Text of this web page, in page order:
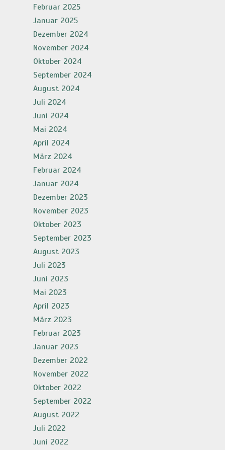
Februar 2025
Januar 2025
Dezember 2024
November 2024
Oktober 2024
September 2024
August 2024
Juli 2024
Juni 2024
Mai 2024
April 2024
März 2024
Februar 2024
Januar 2024
Dezember 2023
November 2023
Oktober 2023
September 2023
August 2023
Juli 2023
Juni 2023
Mai 2023
April 2023
März 2023
Februar 2023
Januar 2023
Dezember 2022
November 2022
Oktober 2022
September 2022
August 2022
Juli 2022
Juni 2022